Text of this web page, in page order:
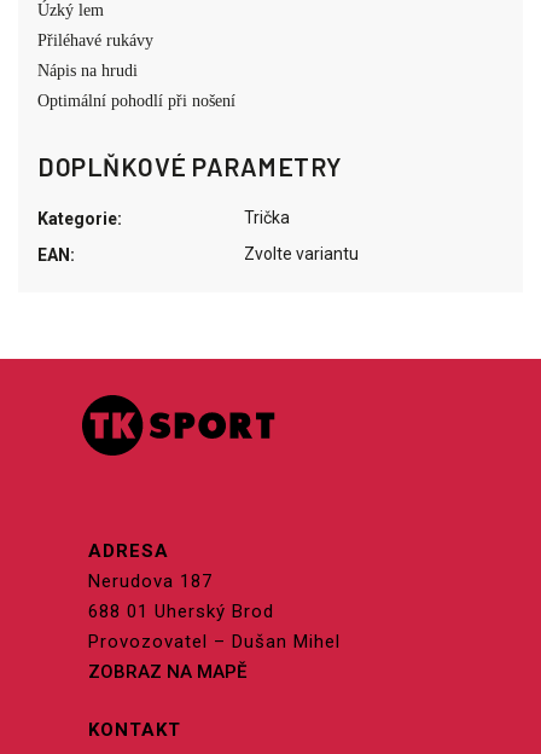
Úzký lem
Přiléhavé rukávy
Nápis na hrudi
Optimální pohodlí při nošení
DOPLŇKOVÉ PARAMETRY
Kategorie:
Trička
EAN : Zvolte variantu
ADRESA
Nerudova 187
688 01 Uherský Brod
Provozovatel – Dušan Mihel
ZOBRAZ NA MAPĚ
KONTAKT